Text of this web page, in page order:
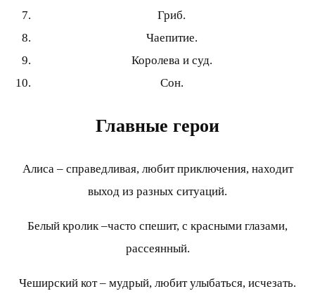
Гриб.
Чаепитие.
Королева и суд.
Сон.
Главные герои
Алиса – справедливая, любит приключения, находит
выход из разных ситуаций.
Белый кролик –часто спешит, с красными глазами,
рассеянный.
Чеширский кот – мудрый, любит улыбаться, исчезать.